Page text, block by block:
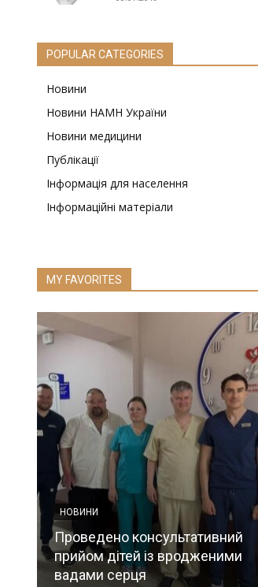
POPULAR CATEGORIES
Новини
Новини НАМН України
Новини медицини
Публікації
Інформація для населення
Інформаційні матеріали
MY FAVORITES
НОВИНИ
Проведено консультативний
прийом дітей із вродженими
вадами серця